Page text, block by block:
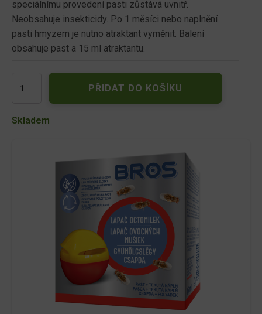
speciálnímu provedení pasti zůstává uvnitř.
Neobsahuje insekticidy. Po 1 měsíci nebo naplnění
pasti hmyzem je nutno atraktant vyměnit. Balení
obsahuje past a 15 ml atraktantu.
past
octomilky
PŘIDAT DO KOŠÍKU
Skladem